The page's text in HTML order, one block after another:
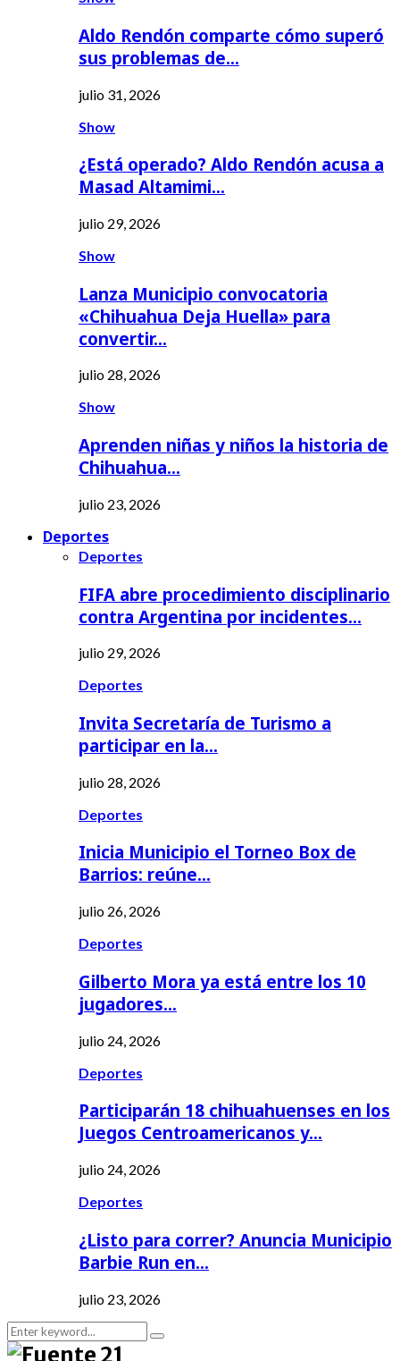
Aldo Rendón comparte cómo superó
sus problemas de…
julio 31, 2026
Show
¿Está operado? Aldo Rendón acusa a
Masad Altamimi…
julio 29, 2026
Show
Lanza Municipio convocatoria
«Chihuahua Deja Huella» para
convertir…
julio 28, 2026
Show
Aprenden niñas y niños la historia de
Chihuahua…
julio 23, 2026
Deportes
Deportes
FIFA abre procedimiento disciplinario
contra Argentina por incidentes…
julio 29, 2026
Deportes
Invita Secretaría de Turismo a
participar en la…
julio 28, 2026
Deportes
Inicia Municipio el Torneo Box de
Barrios: reúne…
julio 26, 2026
Deportes
Gilberto Mora ya está entre los 10
jugadores…
julio 24, 2026
Deportes
Participarán 18 chihuahuenses en los
Juegos Centroamericanos y…
julio 24, 2026
Deportes
¿Listo para correr? Anuncia Municipio
Barbie Run en…
julio 23, 2026
Search
for:
Search